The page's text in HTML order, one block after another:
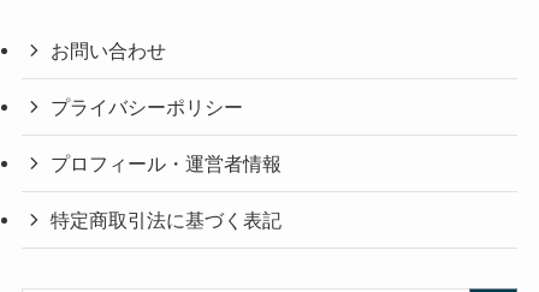
お問い合わせ
プライバシーポリシー
プロフィール・運営者情報
特定商取引法に基づく表記